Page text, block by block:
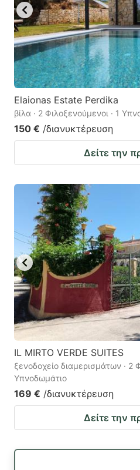
Elaionas Estate Perdika
βίλα · 2 Φιλοξενούμενοι · 1
150 € /διανυκτέρευση
Δείτε την
IL MIRTO VERDE SUITES
ξενοδοχείο διαμερισμάτων · 2
Υπνοδωμάτιο
169 € /διανυκτέρευση
Δείτε την